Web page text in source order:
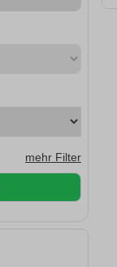
mehr Filter